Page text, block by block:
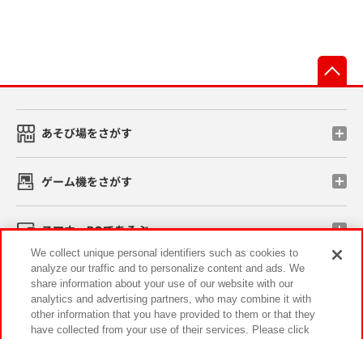
あそび場をさがす
ゲーム機をさがす
スマホ・PCであそぶ
イベント・キャンペーン
We collect unique personal identifiers such as cookies to
analyze our traffic and to personalize content and ads. We
share information about your use of our website with our
analytics and advertising partners, who may combine it with
other information that you have provided to them or that they
have collected from your use of their services. Please click